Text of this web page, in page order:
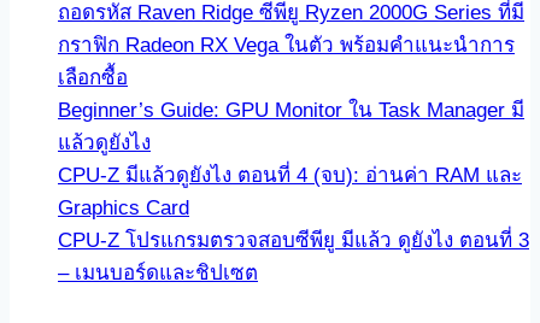
ถอดรหัส Raven Ridge ซีพียู Ryzen 2000G Series ที่มี
กราฟิก Radeon RX Vega ในตัว พร้อมคำแนะนำการ
เลือกซื้อ
Beginner’s Guide: GPU Monitor ใน Task Manager มี
แล้วดูยังไง
CPU-Z มีแล้วดูยังไง ตอนที่ 4 (จบ): อ่านค่า RAM และ
Graphics Card
CPU-Z โปรแกรมตรวจสอบซีพียู มีแล้ว ดูยังไง ตอนที่ 3
– เมนบอร์ดและชิปเซต